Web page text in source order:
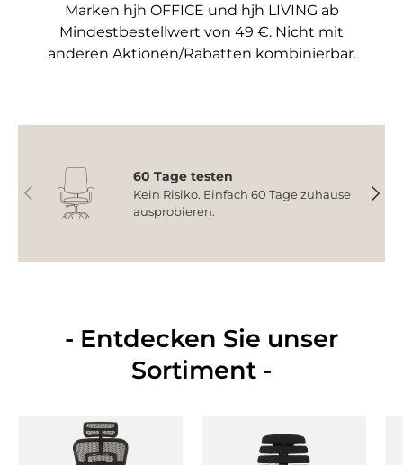
Marken hjh OFFICE und hjh LIVING ab
Mindestbestellwert von 49 €. Nicht mit
anderen Aktionen/Rabatten kombinierbar.
Vorherige
60 Tage testen
Kein Risiko. Einfach 60 Tage zuhause
ausprobieren.
- Entdecken Sie unser
Sortiment -